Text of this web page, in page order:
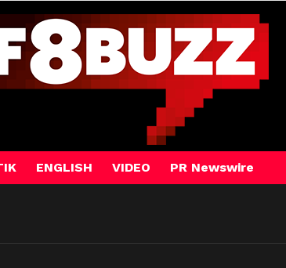
ENGLISH VIDEO PR Newswire